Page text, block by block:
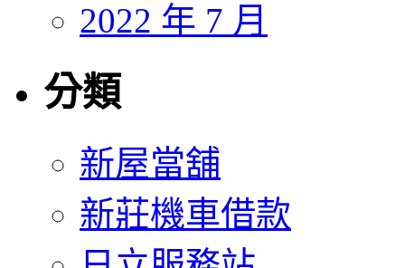
2022 年 7 月
分類
新屋當舖
新莊機車借款